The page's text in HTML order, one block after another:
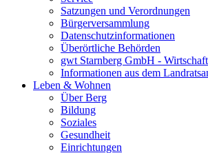
Satzungen und Verordnungen
Bürgerversammlung
Datenschutzinformationen
Überörtliche Behörden
gwt Starnberg GmbH -
Informationen aus dem
Leben & Wohnen
Über Berg
Bildung
Soziales
Gesundheit
Einrichtungen